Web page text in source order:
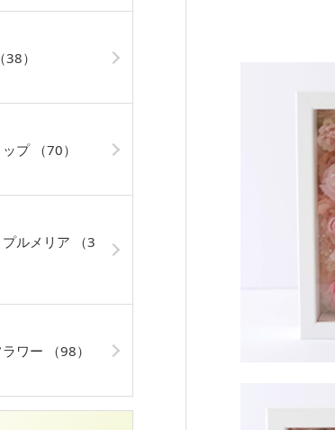
（38）
プ （70）
ルメリア （3
ワー （98）